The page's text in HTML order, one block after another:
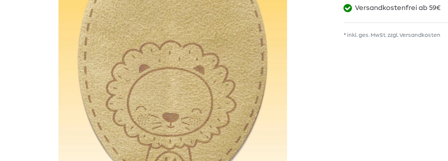
Versandkostenfrei ab 59€
* inkl. ges. MwSt. zzgl. Versandkosten